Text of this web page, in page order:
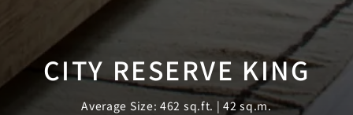
CITY RESERVE KING
Average Size: 462 sq.ft. | 42 sq.m.